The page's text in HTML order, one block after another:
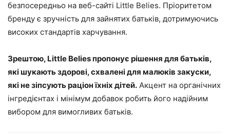
безпосередньо на веб-сайті Little Belies. Пріоритетом
бренду є зручність для зайнятих батьків, дотримуючись
високих стандартів харчування.
Зрештою, Little Belies пропонує рішення для батьків,
які шукають здорові, схвалені для малюків закуски,
які не зіпсують раціон їхніх дітей. Акцент на органічних
інгредієнтах і мінімум добавок робить його надійним
вибором для вимогливих батьків.